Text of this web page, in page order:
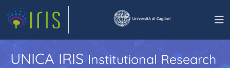
UNICA IRISInstitutional Research